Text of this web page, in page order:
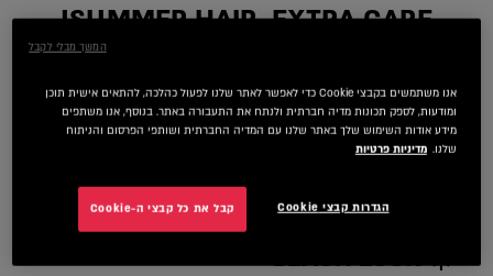
SUMMER HAIR, EXTRA CARE!
יולי 15, 2025
BEACH LOOK ☀️ ‎
אנו משתמשים בקבצי Cookie כדי לאפשר לאתר שלנו לפעול כהלכה, להתאים אישית תוכן
ומודעות, לספק תכונות מדיה חברתית ולנתח את התעבורה באתר. בנוסף, אנו משתפים
מידע אודות השימוש שלך באתר שלנו עם המדיה החברתית ושותפי הפרסום והניתוח
שלנו. מדיניות פרטיות
הגדרות קבצי Cookie קבל את כל קבצי ה-Cookie
המשך מבלי לקבל